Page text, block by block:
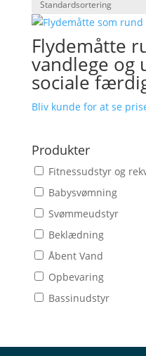
Flydemåtte
vandlege og
sociale
Bliv kunde for at se
Produkter
Fitnessudstyr og
Babysvømning
Svømmeudstyr
Beklædning
Åbent Vand
Opbevaring
Bassinudstyr